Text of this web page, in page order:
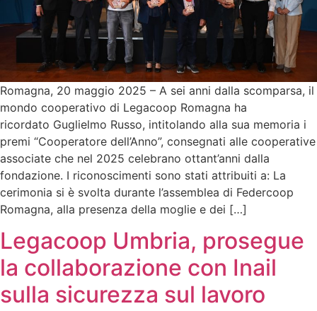
Romagna, 20 maggio 2025 – A sei anni dalla scomparsa, il
mondo cooperativo di Legacoop Romagna ha
ricordato Guglielmo Russo, intitolando alla sua memoria i
premi “Cooperatore dell’Anno”, consegnati alle cooperative
associate che nel 2025 celebrano ottant’anni dalla
fondazione. I riconoscimenti sono stati attribuiti a: La
cerimonia si è svolta durante l’assemblea di Federcoop
Romagna, alla presenza della moglie e dei […]
Legacoop Umbria, prosegue
la collaborazione con Inail
sulla sicurezza sul lavoro